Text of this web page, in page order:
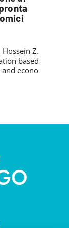
Z.
based
econo